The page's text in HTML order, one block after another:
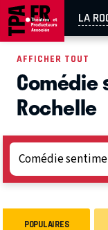
LA
AIX-MARSEILLE
EN TOURNÉE
AFFICHER TOUT
Comédie
Rochelle
POPULAIRES